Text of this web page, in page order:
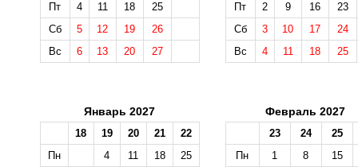
Пт
4 11 18
25
Сб
5 12 19
26
Вс
6 13 20 27
Пт
2 9 16
23
Сб
3 10 17
24
Вс
4 11 18 25
Январь 2027
18 19 20 21
22
Пн
4 11 18
25
Февраль 2027
23 24
25
Пн
1 8
15